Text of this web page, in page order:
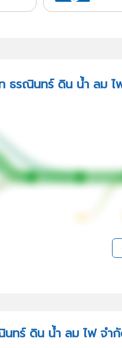
ธรณินทร์ ดิน น้ำ ลม ไ
ทร์ ดิน น้ำ ลม ไฟ จำ